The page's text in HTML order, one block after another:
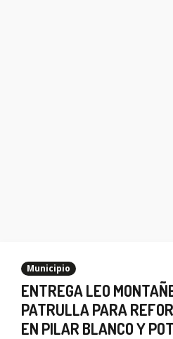
Municipio
ENTREGA LEO
PATRULLA PARA
EN PILAR BLANCO Y